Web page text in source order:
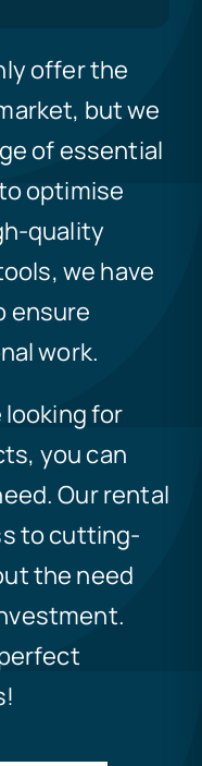
offer the
but we
of essential
optimise
quality
we have
ensure
work.
looking for
you can
Our rental
to cutting-
the need